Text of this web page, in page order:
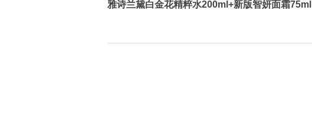
雅诗兰黛白金花精粹水200ml+新版智妍面霜75ml